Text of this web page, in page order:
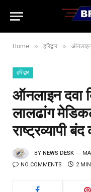
Home » हरिद्वार » ऑनलाइन दवा
हरिद्वार
ऑनलाइन दवा
लालढांग
राष्ट्रव्यापी
BY NEWS DESK
NO COMMENTS
2